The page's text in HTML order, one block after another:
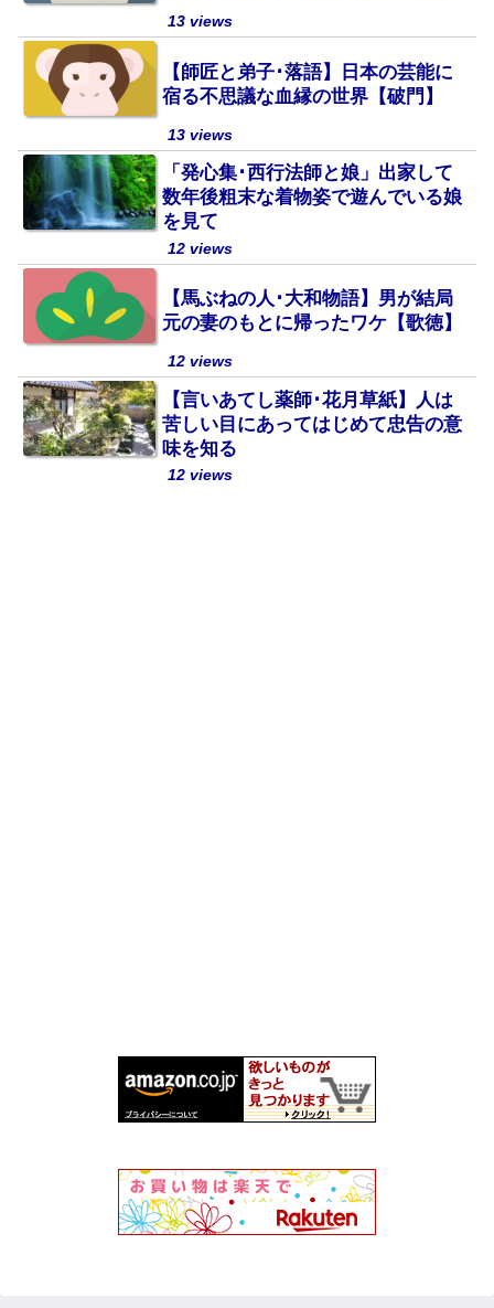
13 views
【師匠と弟子･落語】日本の芸能に
宿る不思議な血縁の世界【破門】
13 views
「発心集･西行法師と娘」出家して
数年後粗末な着物姿で遊んでいる娘
を見て
12 views
【馬ぶねの人･大和物語】男が結局
元の妻のもとに帰ったワケ【歌徳】
12 views
【言いあてし薬師･花月草紙】人は
苦しい目にあってはじめて忠告の意
味を知る
12 views